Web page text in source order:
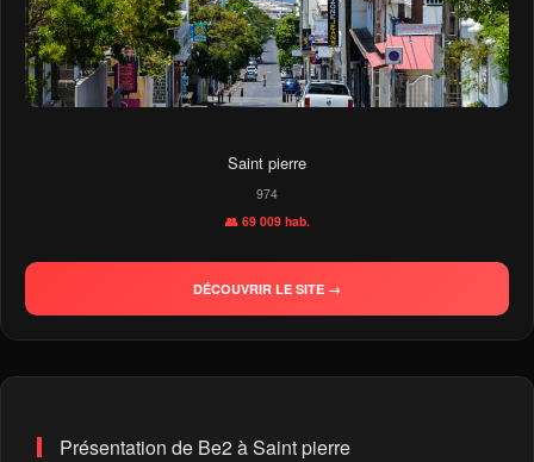
Saint pierre
974
👥 69 009 hab.
DÉCOUVRIR LE SITE →
Présentation de Be2 à Saint pierre